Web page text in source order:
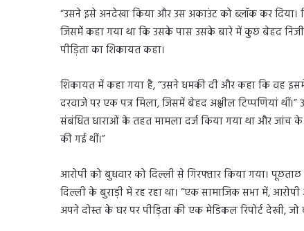
“उसने इसे अनदेखा किया और उस अकाउंट को ब्लॉक कर
जिसमें कहा गया था कि उसके पास उसके बारे में कुछ बेहद
पीड़िता का शिकायत कहा।
शिकायत में कहा गया है, “उसने धमकी दी और कहा कि वह
दरवाजे पर एक पत्र मिला, जिसमें बेहद अश्लील टिप्पणियां
संबंधित धाराओं के तहत मामला दर्ज किया गया था और जांच के
की गई थीं।”
आरोपी को बुधवार को दिल्ली से गिरफ्तार किया गया।
दिल्ली के बुराड़ी में रह रहा था। “एक सामाजिक सभा में,
अपने दोस्त के घर पर पीड़िता की एक मेडिकल रिपोर्ट देखी, जो